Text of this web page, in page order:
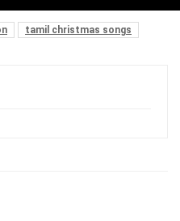
tamil christmas songs